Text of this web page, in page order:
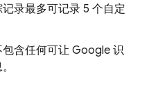
录最多可记录 5 个自定
含任何可让 Google 识